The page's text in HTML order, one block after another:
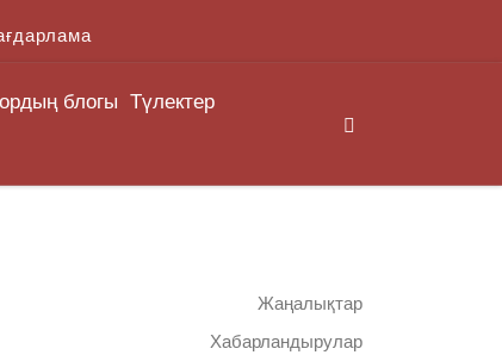
блогы Түлектер
Жаңалықтар
Хабарландырулар